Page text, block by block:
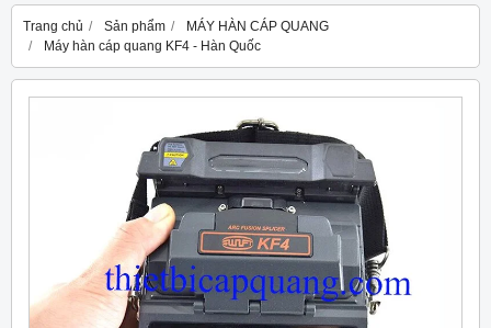
Trang chủ Sản phẩm
MÁY HÀN CÁP QUANG
Máy hàn cáp quang KF4 - Hàn Quốc